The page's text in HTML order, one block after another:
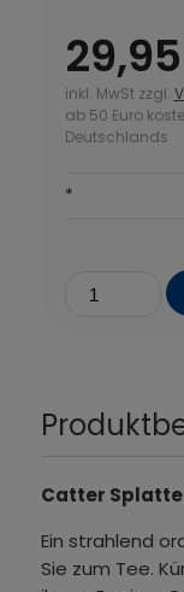
inkl. MwSt zzgl.
ab 50 Euro
Deutschlands
*
Catter
Ein strahlend
Sie zum Tee.